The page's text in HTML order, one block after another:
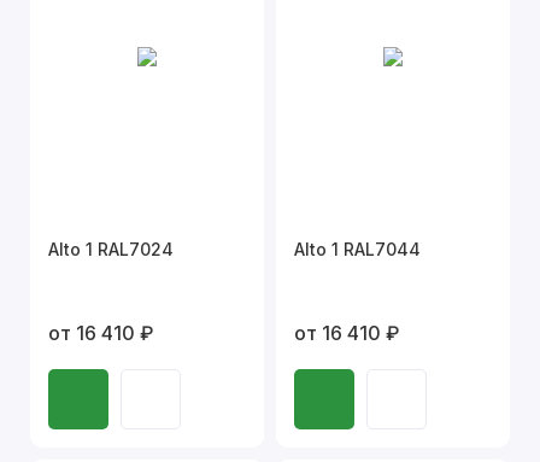
Alto 1 RAL7024
от 16 410 ₽
Alto 1 RAL7044
от 16 410 ₽